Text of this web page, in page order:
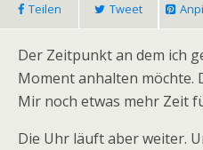
Teilen Tweet
Der Zeitpunkt an dem ich
Moment anhalten möchte.
Mir noch etwas mehr Zeit
Die Uhr läuft aber weiter.